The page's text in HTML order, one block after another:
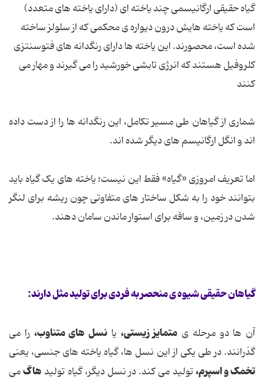
گیاه حقیقی ارگانیسمی چند یاخته ای (دارای یاخته های متعدد)
است که یاخته هایش درون دیواره ی محکمی که از سلولز ساخته
شده است، محصورند. این یاخته ها دارای رنگدانه های فتوسنتزی
کلروفیل هستند که انرژی تابشی خورشید را می گیرند و مهار می
کنند
شماری از گیاهان طی مسیر تکامل، این رنگدانه ها را از دست داده
اند و انگل ارگانیسم های دیگر شده اند.
اما تعریف امروزی «گیاه» فقط این نیست؛ یاخته های یک گیاه باید
بتوانند خود را به شکل ساختار های متفاوتی چون ریشه برای لنگر
شدن در زمین، و ساقه برای استوار ماندن سامان دهند.
گیاهان حقیقی شیوه ی منحصر به فردی برای تولید مثل دارند:
آن ها دو مرحله ی متمایز زیستی، یا نسل های متناوب، را می
گذرانند. در طی یکی از این نسل ها، گیاه یاخته های جنسی، یعنی
تخمک و اسپرم،تولید می کند. در نسل دیگر، گیاه تولید هاگمی